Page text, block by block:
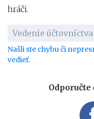
hráči.
Vedenie účtovníctva
Našli ste chybu či
vedieť.